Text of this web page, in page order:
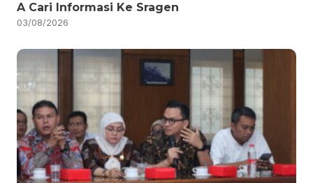
A Cari Informasi Ke Sragen
03/08/2026